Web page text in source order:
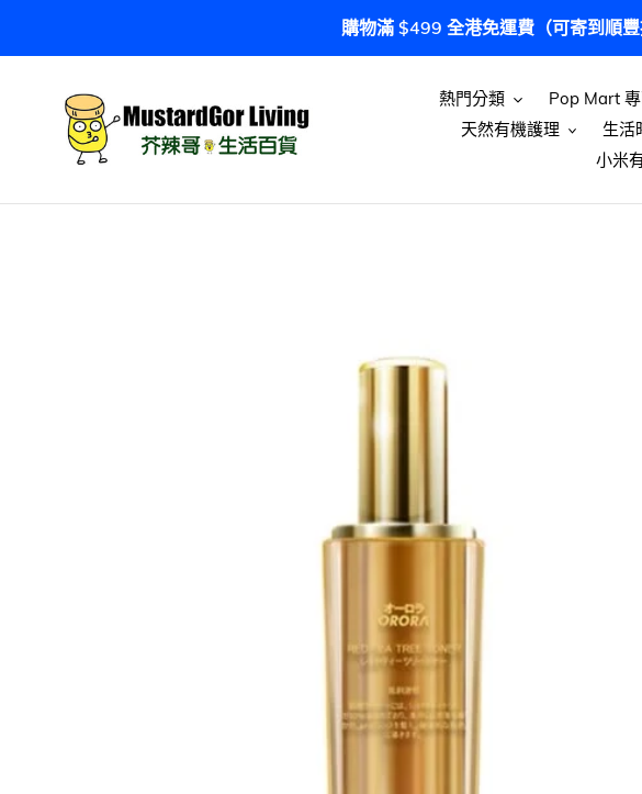
內
購物滿 $499 全港免運費（可寄到順
熱門分類 Pop Mart
天然有機護理
生活
小米